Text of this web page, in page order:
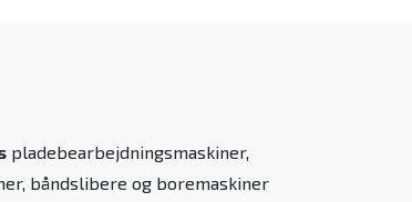
pladebearbejdningsmaskiner,
båndslibere og boremaskiner